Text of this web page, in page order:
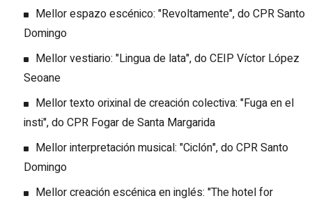
Mellor espazo escénico: "Revoltamente", do CPR Santo
Domingo
Mellor vestiario: "Lingua de lata", do CEIP Víctor López
Seoane
Mellor texto orixinal de creación colectiva: "Fuga en el
insti", do CPR Fogar de Santa Margarida
Mellor interpretación musical: "Ciclón", do CPR Santo
Domingo
Mellor creación escénica en inglés: "The hotel for